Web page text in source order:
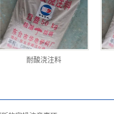
耐酸浇注料